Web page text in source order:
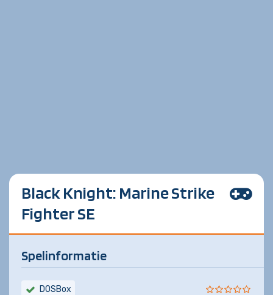
Black Knight: Marine Strike
Fighter SE
Spelinformatie
DOSBox